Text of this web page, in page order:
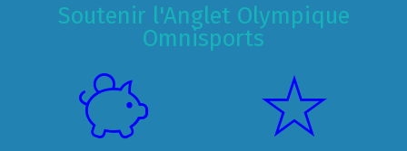
Soutenir l'Anglet Olympique
Omnisports